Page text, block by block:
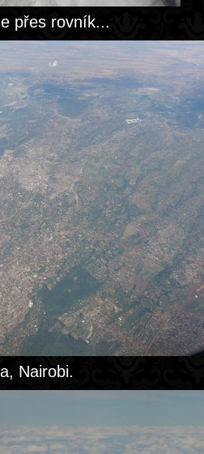
přes rovník...
Nairobi.